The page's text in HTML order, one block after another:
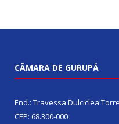
CÂMARA DE GURUPÁ
End.: Travessa Dulciclea
CEP: 68.300-000